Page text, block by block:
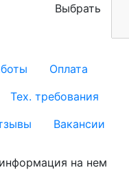
Выбрать
Оплата
Тех. требования
Вакансии
на нем